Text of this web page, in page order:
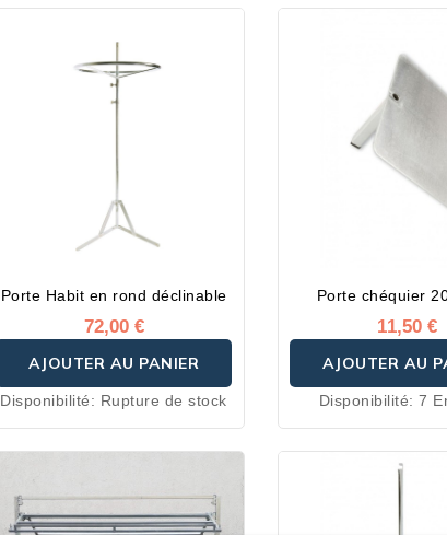
Porte Habit en rond déclinable
72,00 €
AJOUTER AU PANIER
Disponibilité: Rupture de stock
Porte chéquier
11,50 €
AJOUTER AU
Disponibilité:7